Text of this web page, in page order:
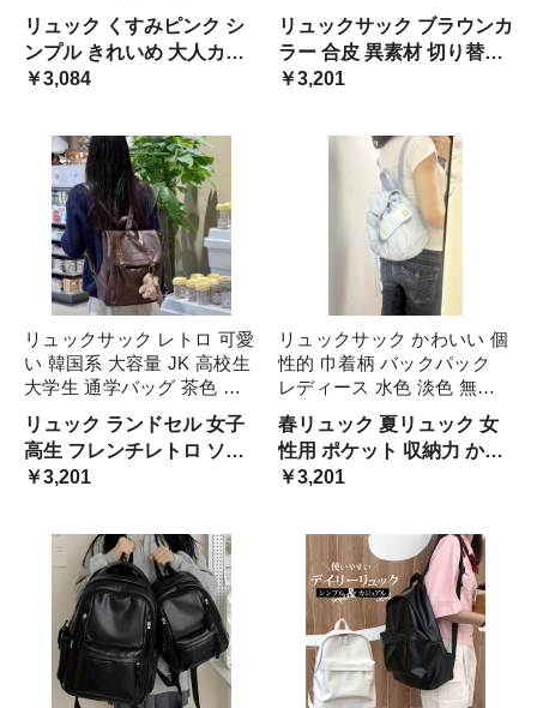
ディース ナチュラル 可愛い
キュート 学生 通学 リュッ
ク 春夏 サマーバッグ 海 大
容量 大きめ くす ビーチ
リュック くすみピンク シ
ンプル きれいめ 大人カラ
ー 薄い 軽い 春夏用 セカン
生 休み レジャー キュート
レトロ 無地
￥3,084
レディース ブラウン レザー
かぶせ 竹 バンブー つまみ
個性的 おしゃれ 通勤 ちょ
うどいい コ マザーズバッグ
リュックサック ブラウンカ
ラー 合皮 異素材 切り替え
デザイン 大人可愛い レト
ック ポケット ラウンド お
出かけ ママ カバン
￥3,201
リュックサック レトロ 可愛
い 韓国系 大容量 JK 高校生
大学生 通学バッグ 茶色 ブ
ラウン 柔らかい レザーバッ
グ かぶせ バックル ポケッ
ト 学校 スクールバッグ 教
科書 PC バックパ A4
リュック ランドセル 女子
高生 フレンチレトロ ソフ
トレザー やわらかい 革バ
ン 無地 ブラウンカラー 光
沢 使いやすい 便利 大きい
￥3,201
リュックサック かわいい 個
性的 巾着柄 バックパック
レディース 水色 淡色 無地
ボタンデザイン アシンメト
リー リュック ナイロン 学
生 通学 大学生 スクールバ
ッグ お出かけ レトロ ナ 春
春リュック 夏リュック 女
性用 ポケット 収納力 かぶ
せデザイン アシメ 春色 夏
レ きれいめ パステル フレ
ンチ 可愛い
￥3,201